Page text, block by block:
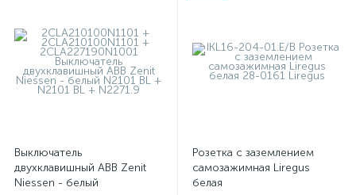
Выключатель
двухклавишный ABB Zenit
Niessen - белый
Розетка с заземлением
самозажимная Liregus
белая